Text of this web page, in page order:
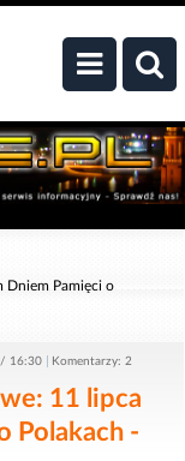
Dniem Pamięci o
/ 16:30 Komentarzy: 2
11 lipca
Polakach -